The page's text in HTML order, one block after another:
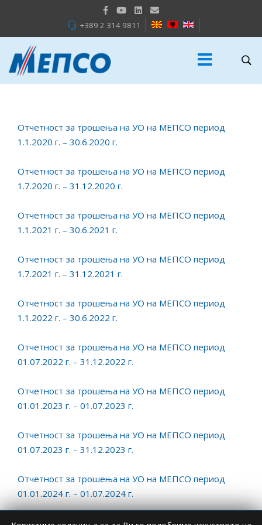
+389 2 314 9811
Отчетност за трошења на УО на МЕПСО период
1.1.2020 г. – 30.6.2020 г.
Отчетност за трошења на УО на МЕПСО период
1.7.2020 г. – 31.12.2020 г.
Отчетност за трошења на УО на МЕПСО период
1.1.2021 г. – 30.6.2021 г.
Отчетност за трошења на УО на МЕПСО период
1.7.2021 г. – 31.12.2021 г.
Отчетност за трошења на УО на МЕПСО период
1.1.2022 г. – 30.6.2022 г.
Отчетност за трошења на УО на МЕПСО период
01.07.2022 г. – 31.12.2022 г.
Отчетност за трошења на УО на МЕПСО период
01.01.2023 г. – 01.07.2023 г.
Отчетност за трошења на УО на МЕПСО период
01.07.2023 г. – 31.12.2023 г.
Отчетност за трошења на УО на МЕПСО период
01.01.2024 г. – 01.07.2024 г.